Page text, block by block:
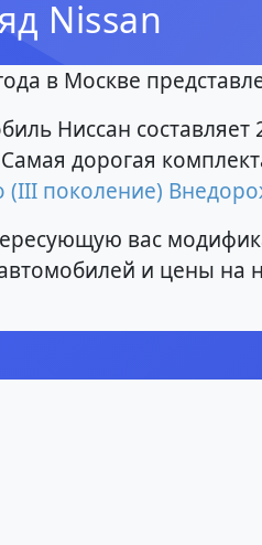
Nissan
в Москве
Ниссан составляет
дорогая
(III поколение)
вас
и цены на